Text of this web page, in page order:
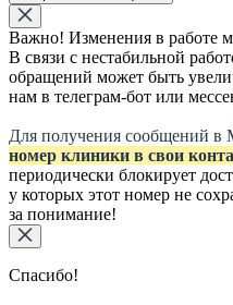
Важно! Изменения в работе
В связи с нестабильной
обращений может быть
нам в телеграм-бот или
Для получения сообщений
номер клиники в свои
периодически блокирует
у которых этот номер не
за понимание!
Спасибо!